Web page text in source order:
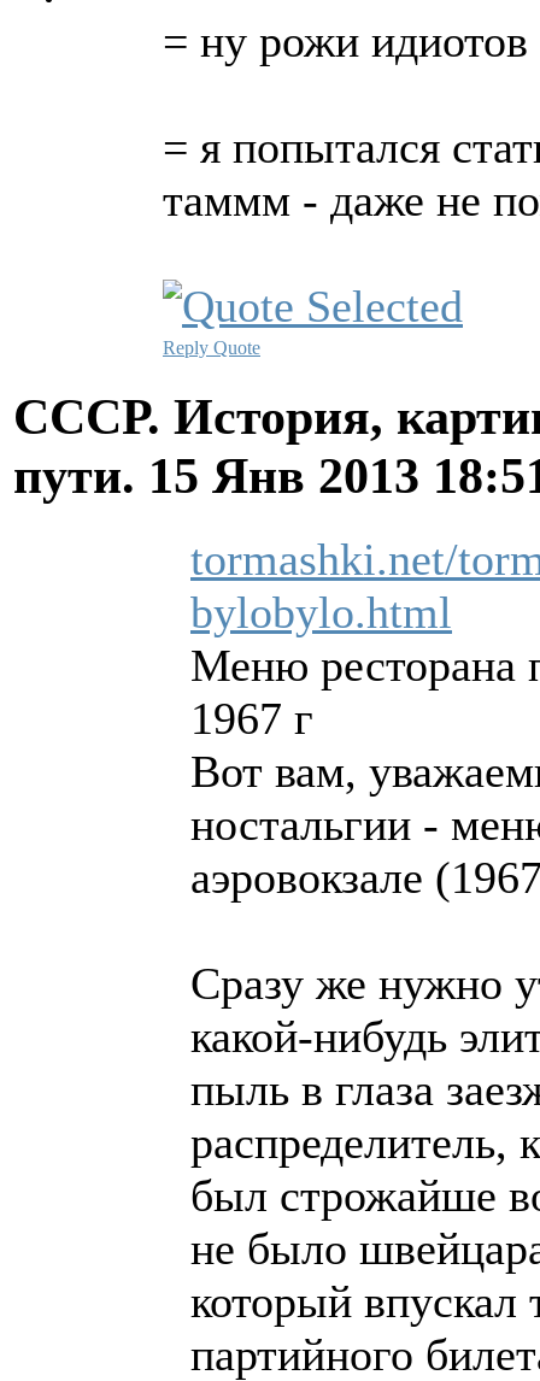
= ну рожи
= я попытался
таммм - даже не
Reply Quote
СССР. История,
пути. 15 Янв 2013
tormashki.net/
bylobylo.html
Меню ресторана
1967 г
Вот вам,
ностальгии -
аэровокзале
Сразу же нужно
какой-нибудь
пыль в глаза
был строжайше
не было
который впускал
партийного